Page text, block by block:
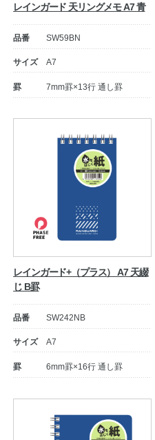
レインガード 天リングメモ A7 青
品番 SW59BN
サイズ A7
罫 7mm罫×13行 通し罫
レインガード+（プラス） A7 天綴
じ B罫
品番 SW242NB
サイズ A7
罫 6mm罫×16行 通し罫